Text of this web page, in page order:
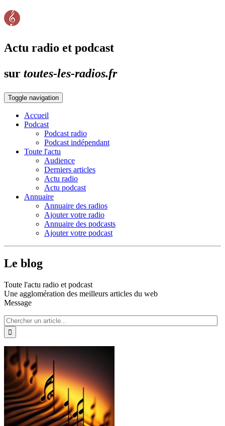
Actu radio et podcast
sur toutes-les-radios.fr
Toggle navigation
Accueil
Podcast
Podcast radio
Podcast indépendant
Toute l'actu
Audience
Derniers articles
Actu radio
Actu podcast
Annuaire
Annuaire des radios
Ajouter votre radio
Annuaire des podcasts
Ajouter votre podcast
Le blog
Toute l'actu radio et podcast
Une agglomération des meilleurs articles du web
Message